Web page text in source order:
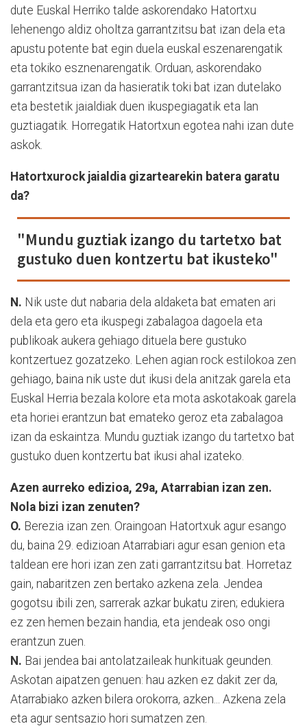
dute Euskal Herriko talde askorendako Hatortxu
lehenengo aldiz oholtza garrantzitsu bat izan dela eta
apustu potente bat egin duela euskal eszenarengatik
eta tokiko esznenarengatik. Orduan, askorendako
garrantzitsua izan da hasieratik toki bat izan dutelako
eta bestetik jaialdiak duen ikuspegiagatik eta lan
guztiagatik. Horregatik Hatortxun egotea nahi izan dute
askok.
Hatortxurock jaialdia gizartearekin batera garatu
da?
"Mundu guztiak izango du tartetxo bat
gustuko duen kontzertu bat ikusteko"
N. Nik uste dut nabaria dela aldaketa bat ematen ari
dela eta gero eta ikuspegi zabalagoa dagoela eta
publikoak aukera gehiago dituela bere gustuko
kontzertuez gozatzeko. Lehen agian rock estilokoa zen
gehiago, baina nik uste dut ikusi dela anitzak garela eta
Euskal Herria bezala kolore eta mota askotakoak garela
eta horiei erantzun bat emateko geroz eta zabalagoa
izan da eskaintza. Mundu guztiak izango du tartetxo bat
gustuko duen kontzertu bat ikusi ahal izateko.
Azen aurreko edizioa, 29a, Atarrabian izan zen.
Nola bizi izan zenuten?
O. Berezia izan zen. Oraingoan Hatortxuk agur esango
du, baina 29. edizioan Atarrabiari agur esan genion eta
taldean ere hori izan zen zati garrantzitsu bat. Horretaz
gain, nabaritzen zen bertako azkena zela. Jendea
gogotsu ibili zen, sarrerak azkar bukatu ziren; edukiera
ez zen hemen bezain handia, eta jendeak oso ongi
erantzun zuen.
N. Bai jendea bai antolatzaileak hunkituak geunden.
Askotan aipatzen genuen: hau azken ez dakit zer da,
Atarrabiako azken bilera orokorra, azken... Azkena zela
eta agur sentsazio hori sumatzen zen.